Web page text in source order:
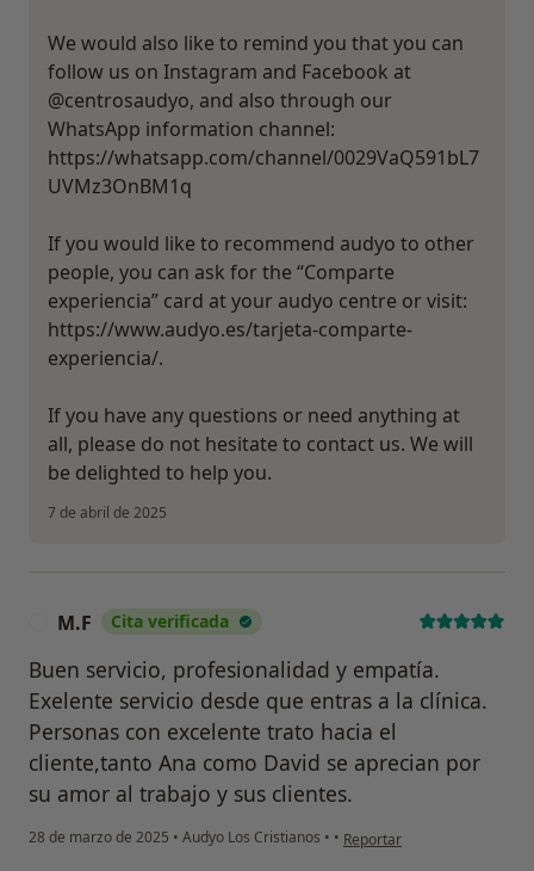
We would also like to remind you that you can
follow us on Instagram and Facebook at
@centrosaudyo, and also through our
WhatsApp information channel:
https://whatsapp.com/channel/0029VaQ591bL7
UVMz3OnBM1q
If you would like to recommend audyo to other
people, you can ask for the “Comparte
experiencia” card at your audyo centre or visit:
https://www.audyo.es/tarjeta-comparte-
experiencia/.
If you have any questions or need anything at
all, please do not hesitate to contact us. We will
be delighted to help you.
7 de abril de 2025
M.F Cita verificada
Buen servicio, profesionalidad y empatía.
Exelente servicio desde que entras a la clínica.
Personas con excelente trato hacia el
cliente,tanto Ana como David se aprecian por
su amor al trabajo y sus clientes.
28 de marzo de 2025 • Audyo Los Cristianos • • en opinión del usuario M.F
Reportar